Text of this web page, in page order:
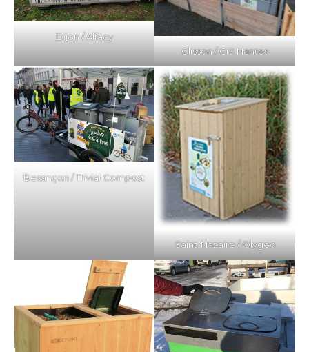
Dijon / Alfacy
Clisson / CIS Nantes
Besançon / Trivial Compost
Saint-Nazaire / Olygeo